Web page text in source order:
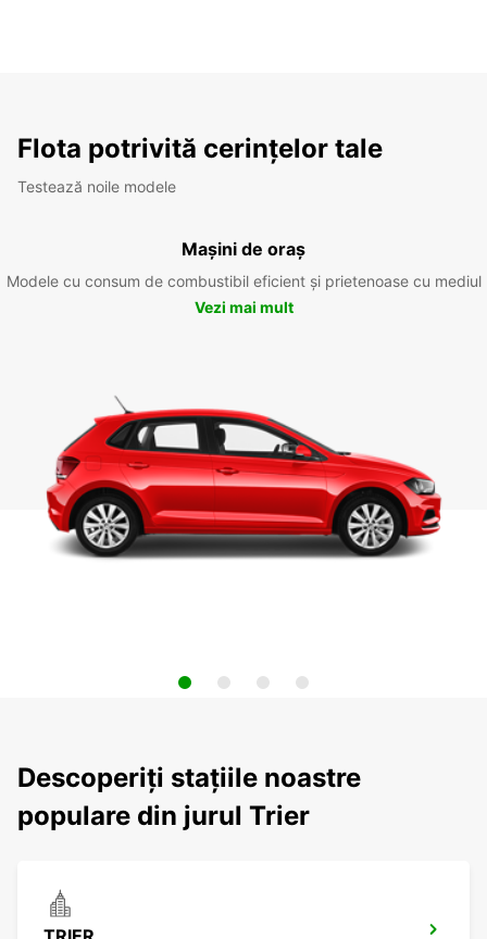
Flota potrivită cerințelor tale
Testează noile modele
Mașini de oraș
Modele cu consum de combustibil eficient și prietenoase cu mediul
Vezi mai mult
Descoperiți stațiile noastre
populare din jurul Trier